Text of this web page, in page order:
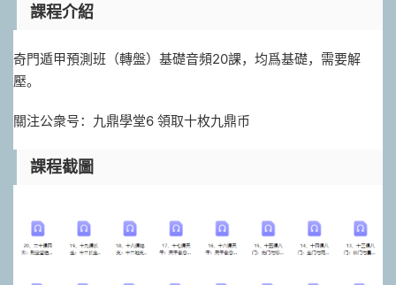
課程介紹
奇門遁甲預測班（轉盤）基礎音頻20課，均爲基礎，需要解
壓。
關注公衆号：九鼎學堂6 領取十枚九鼎币
課程截圖